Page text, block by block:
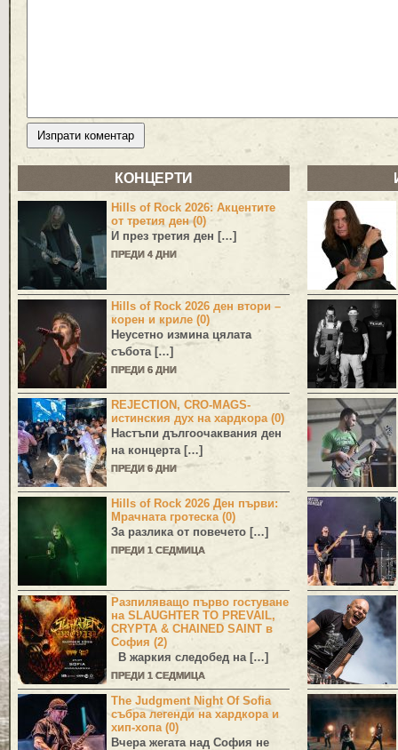
КОНЦЕРТИ
Hills of Rock 2026: Акцентите
от третия ден (0)
И през третия ден […]
ПРЕДИ 4 ДНИ
Hills of Rock 2026 ден втори –
корен и криле (0)
Неусетно измина цялата
събота […]
ПРЕДИ 6 ДНИ
REJECTION, CRO-MAGS-
истинския дух на хардкора (0)
Настъпи дългоочаквания ден
на концерта […]
ПРЕДИ 6 ДНИ
Hills of Rock 2026 Ден първи:
Мрачната гротеска (0)
За разлика от повечето […]
ПРЕДИ 1 СЕДМИЦА
Разпиляващо първо гостуване
на SLAUGHTER TO PREVAIL,
CRYPTA & CHAINED SAINT в
София (2)
В жаркия следобед на […]
ПРЕДИ 1 СЕДМИЦА
The Judgment Night Of Sofia
събра легенди на хардкора и
хип-хопа (0)
Вчера жегата над София не